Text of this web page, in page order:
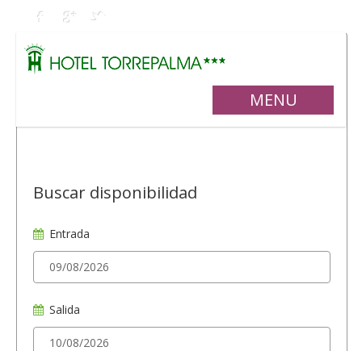
MENU
Buscar disponibilidad
Entrada
Salida